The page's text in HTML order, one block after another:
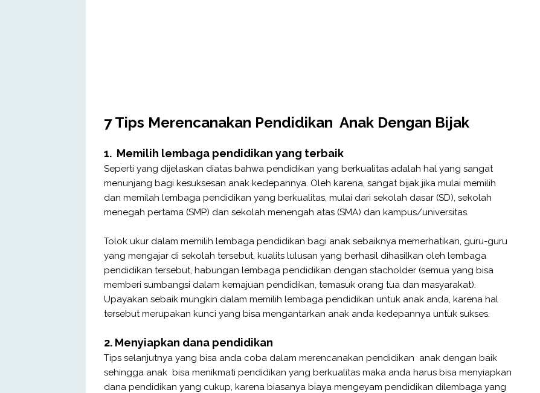
7 Tips Merencanakan Pendidikan Anak Dengan Bijak
1. Memilih lembaga pendidikan yang terbaik
Seperti yang dijelaskan diatas bahwa pendidikan yang berkualitas adalah hal yang sangat
menunjang bagi kesuksesan anak kedepannya. Oleh karena, sangat bijak jika mulai memilih
dan memilah lembaga pendidikan yang berkualitas, mulai dari sekolah dasar (SD), sekolah
menegah pertama (SMP) dan sekolah menengah atas (SMA) dan kampus/universitas.
Tolok ukur dalam memilih lembaga pendidikan bagi anak sebaiknya memerhatikan, guru-guru
yang mengajar di sekolah tersebut, kualits lulusan yang berhasil dihasilkan oleh lembaga
pendidikan tersebut, habungan lembaga pendidikan dengan stacholder (semua yang bisa
memberi sumbangsi dalam kemajuan pendidikan, temasuk orang tua dan masyarakat).
Upayakan sebaik mungkin dalam memilih lembaga pendidikan untuk anak anda, karena hal
tersebut merupakan kunci yang bisa mengantarkan anak anda kedepannya untuk sukses.
2. Menyiapkan dana pendidikan
Tips selanjutnya yang bisa anda coba dalam merencanakan pendidikan anak dengan baik
sehingga anak bisa menikmati pendidikan yang berkualitas maka anda harus bisa menyiapkan
dana pendidikan yang cukup, karena biasanya biaya mengeyam pendidikan dilembaga yang